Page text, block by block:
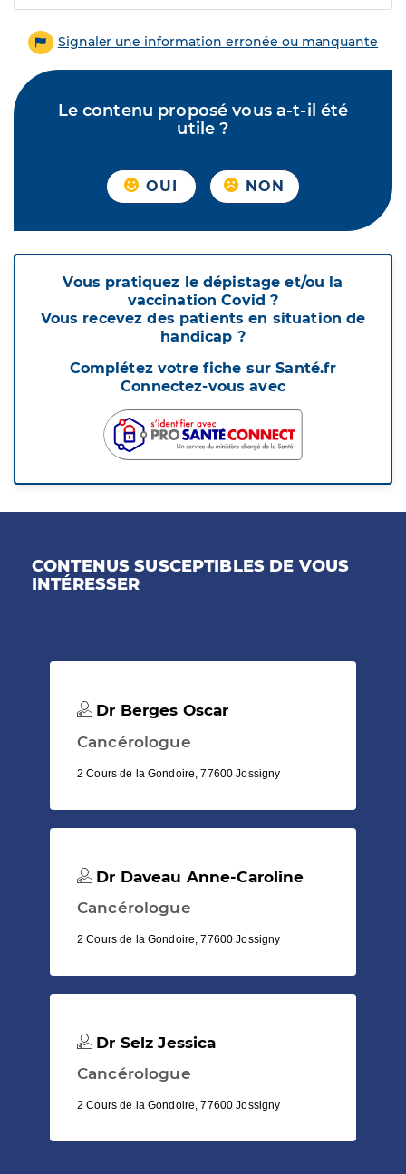
Signaler une information erronée ou manquante
Le contenu proposé vous a-t-il été
utile ?
OUI NON
Vous pratiquez le dépistage et/ou la
vaccination Covid ?
Vous recevez des patients en situation de
handicap ?
Complétez votre fiche sur Santé.fr
Connectez-vous avec
CONTENUS SUSCEPTIBLES DE VOUS
INTÉRESSER
Dr Berges Oscar
Cancérologue
2 Cours de la Gondoire, 77600 Jossigny
Dr Daveau Anne-Caroline
Cancérologue
2 Cours de la Gondoire, 77600 Jossigny
Dr Selz Jessica
Cancérologue
2 Cours de la Gondoire, 77600 Jossigny